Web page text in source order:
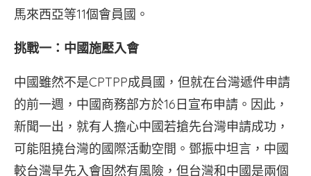
馬來西亞等11個會員國。
挑戰一：中國施壓入會
中國雖然不是CPTPP成員國，但就在台灣遞件申請
的前一週，中國商務部方於16日宣布申請。因此，
新聞一出，就有人擔心中國若搶先台灣申請成功，
可能阻撓台灣的國際活動空間。鄧振中坦言，中國
較台灣早先入會固然有風險，但台灣和中國是兩個